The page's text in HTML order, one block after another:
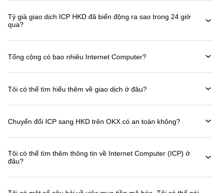
Tỷ giá giao dịch ICP HKD đã biến động ra sao trong 24 giờ
qua?
Tổng cộng có bao nhiêu Internet Computer?
Tôi có thể tìm hiểu thêm về giao dịch ở đâu?
Chuyển đổi ICP sang HKD trên OKX có an toàn không?
Tôi có thể tìm thêm thông tin về Internet Computer (ICP) ở
đâu?